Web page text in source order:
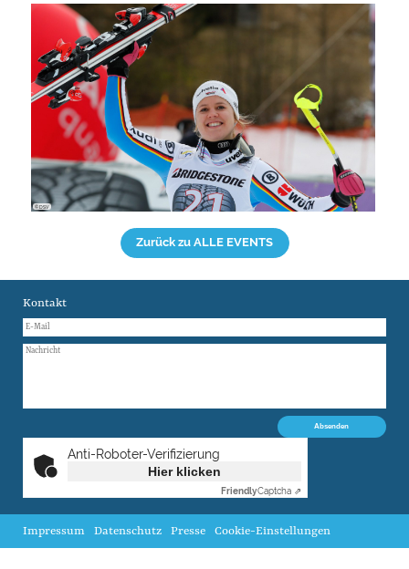
© DSV
Zurück zu ALLE EVENTS
Kontakt
Anti-Roboter-Verifizierung
Hier klicken
FriendlyCaptcha ⇗
Impressum Datenschutz Presse Cookie-Einstellungen